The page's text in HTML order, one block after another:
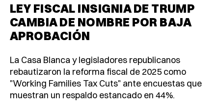
LEY FISCAL INSIGNIA DE TRUMP
CAMBIA DE NOMBRE POR BAJA
APROBACIÓN
La Casa Blanca y legisladores republicanos
rebautizaron la reforma fiscal de 2025 como
"Working Families Tax Cuts" ante encuestas que
muestran un respaldo estancado en 44%.